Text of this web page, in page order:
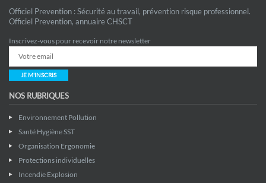
Officiel Prevention : Sécurité au travail, prévention risque professionnel.
Officiel Prevention, annuaire CHSCT
Inscrivez-vous pour recevoir notre newsletter
JE M'INSCRIS
NOS RUBRIQUES
Environnement Pollution
Santé Hygiène SST
Organisation Ergonomie
Protections individuelles
Incendie Explosion